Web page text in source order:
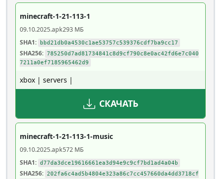
minecraft-1-21-113-1
09.10.2025.apk293 МБ
SHA1:
bbd21db0a4530c1ae53757c539376cdf7ba9cc17
SHA256: 785250d7ad81734841c8d9cf790c8e0ac42fd6e7c040
7211a0ef7185965462d9
xbox | servers |
СКАЧАТЬ
minecraft-1-21-113-1-music
09.10.2025.apk572 МБ
SHA1: d77da3dce19616661ea3d94e9c9cf7bd1ad4a04b
SHA256: 202fa6c4ad5b4804e323a86c7cc457660da4dd3718cf